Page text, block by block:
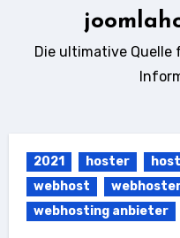
Die ultimative
2021 hoster
webhost
webhosting anbieter